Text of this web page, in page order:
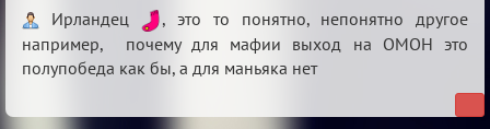
Re:
Семейный
кубок
Ирландец
, это то понятно, непонятно другое
например, почему для мафии выход на ОМОН это
полупобеда как бы, а для маньяка нет